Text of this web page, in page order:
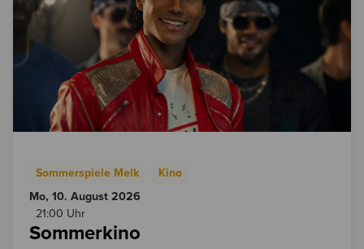
Sommerspiele Melk
Kino
Mo, 10. August 2026
21:00 Uhr
Sommerkino